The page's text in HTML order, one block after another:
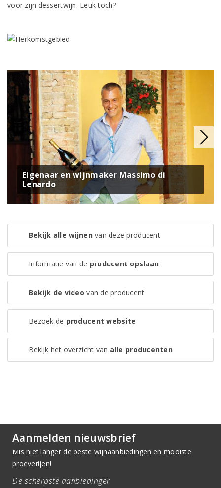
voor zijn dessertwijn. Leuk toch?
Eigenaar en wijnmaker Massimo di
Lenardo
Bekijk alle wijnenvan deze producent
Informatie van de producent opslaan
Bekijk de video van de producent
Bezoek de producent website
Bekijk het overzicht van alle producenten
Aanmelden nieuwsbrief
Mis niet langer de beste wijnaanbiedingen en mooiste
proeverijen!
De scherpste aanbiedingen